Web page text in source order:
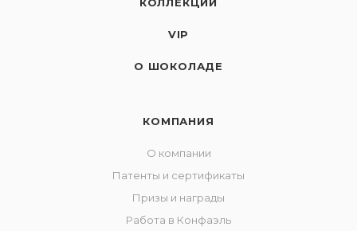
VIP
О ШОКОЛАДЕ
КОМПАНИЯ
О компании
Патенты и сертификаты
Призы и награды
Работа в Конфаэль